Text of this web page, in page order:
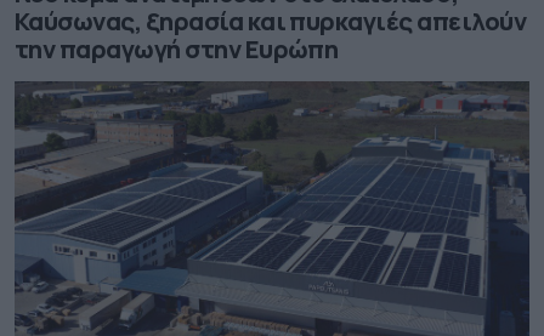
Καύσωνας, ξηρασία και πυρκαγιές απειλούν
την παραγωγή στην Ευρώπη